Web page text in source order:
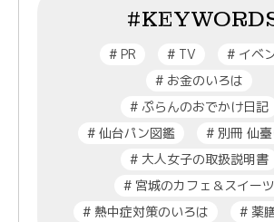
#PR #TV #イベ
#お金のいろは
#ぷらんのおでかけ日記
# 仙台パン図鑑 # 別冊 仙
#大人女子の取扱説明書
#宮城のカフェ＆スイーツ
# 熱中症対策のいろは # 薬